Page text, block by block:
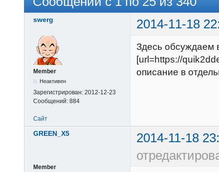
swerg 2014-11-18
Member
Неактивен
Зарегистрирован: 2012-12-23
Сообщений: 884
Здесь обсуждаем
[url=https://
описание в
Сайт
GREEN_X5
2014-11-18
Member